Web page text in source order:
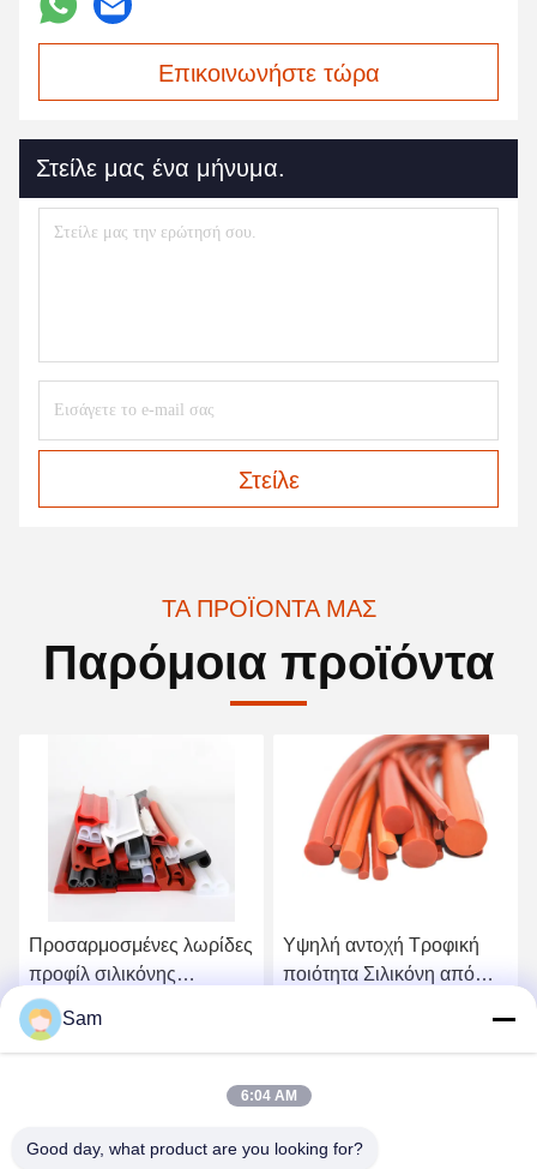
Επικοινωνήστε τώρα
Στείλε μας ένα μήνυμα.
Στείλε
ΤΑ ΠΡΟΪΌΝΤΑ ΜΑΣ
Παρόμοια προϊόντα
Προσαρμοσμένες λωρίδες
προφίλ σιλικόνης
Ευέλικτα ανθεκτικά
πολλαπλά σχήματα για
μοναδική σφραγίδα και
εξειδικευμένες εφαρμογές
Βρείτε την καλύτερη τιμή
Υψηλή αντοχή Τροφική
ποιότητα Σιλικόνη από
Ευέλικτη για σφράγιση και
μόνωση
Sam
6:04 AM
Good day, what product are you looking for?